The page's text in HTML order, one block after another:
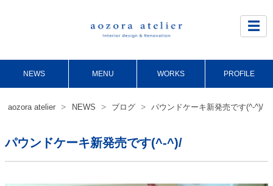
☰
NEWS MENU WORKS PROFILE
aozora atelier > NEWS > ブログ > パウンドケーキ新発売です(^-^)/
パウンドケーキ新発売です(^-^)/